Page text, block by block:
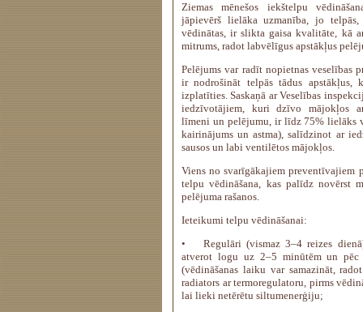
Ziemas mēnešos iekštelpu
jāpievērš lielāka uzmanība, jo
vēdinātas, ir slikta gaisa kvalitāte, kā
mitrums, radot labvēlīgus apstākļus
Pelējums var radīt nopietnas veselības
ir nodrošināt telpās tādus apstākļus,
izplatīties. Saskaņā ar Veselības
iedzīvotājiem, kuri dzīvo mājokļos
līmeni un pelējumu, ir līdz 75% lielāks
kairinājums un astma), salīdzinot ar
sausos un labi ventilētos mājokļos.
Viens no svarīgākajiem preventīvajiem
telpu vēdināšana, kas palīdz novērst
pelējuma rašanos.
Ieteikumi telpu vēdināšanai:
•
Regulāri (vismaz 3–4 reizes
atverot logu uz 2–5 minūtēm un
(vēdināšanas laiku var samazināt,
radiators ar termoregulatoru, pirms
lai lieki netērētu siltumenerģiju;